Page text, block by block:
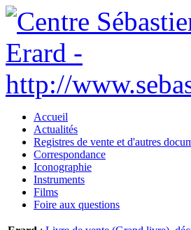
Accueil
Actualités
Registres de vente et d'autres
Correspondance
Iconographie
Instruments
Films
Foire aux questions